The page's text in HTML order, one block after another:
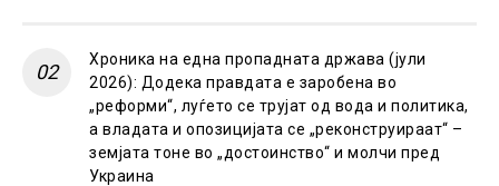
Хроника на една пропадната држава (јули
2026): Додека правдата е заробена во
„реформи“, луѓето се трујат од вода и политика,
а владата и опозицијата се „реконструираат“ –
земјата тоне во „достоинство“ и молчи пред
Украина